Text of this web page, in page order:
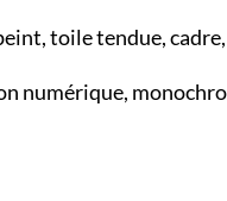
toile tendue,
numérique,